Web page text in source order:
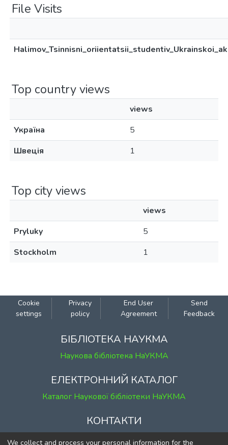
File Visits
Top country views
views
Україна
5
Швеція
1
Top city views
views
Pryluky
5
Stockholm
1
Cookie
settings
Privacy
policy
End User
Agreement
Send
Feedback
БІБЛІОТЕКА НАУКМА
Наукова бібліотека НаУКМА
ЕЛЕКТРОННИЙ КАТАЛОГ
Каталог Наукової бібліотеки НаУКМА
КОНТАКТИ
м. Київ, вул. Григорія Сковороди, 2
We collect and process your personal information for the